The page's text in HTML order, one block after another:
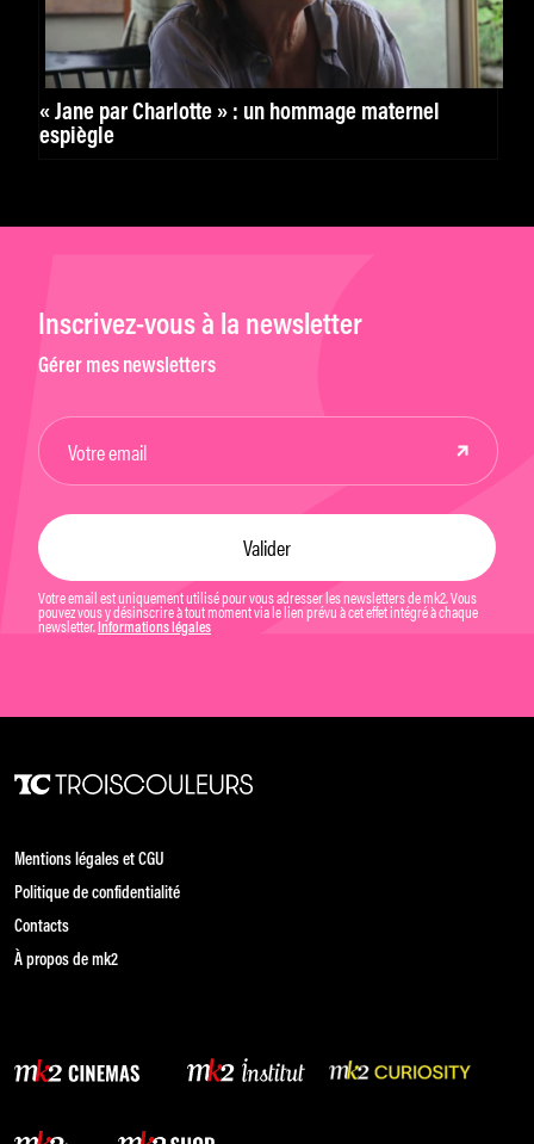
« Jane par Charlotte » : un hommage maternel
espiègle
Inscrivez-vous à la newsletter
Gérer mes newsletters
Votre email est uniquement utilisé pour vous adresser les newsletters de mk2. Vous
pouvez vous y désinscrire à tout moment via le lien prévu à cet effet intégré à chaque
newsletter. Informations légales
Mentions légales et CGU
Politique de confidentialité
Contacts
À propos de mk2